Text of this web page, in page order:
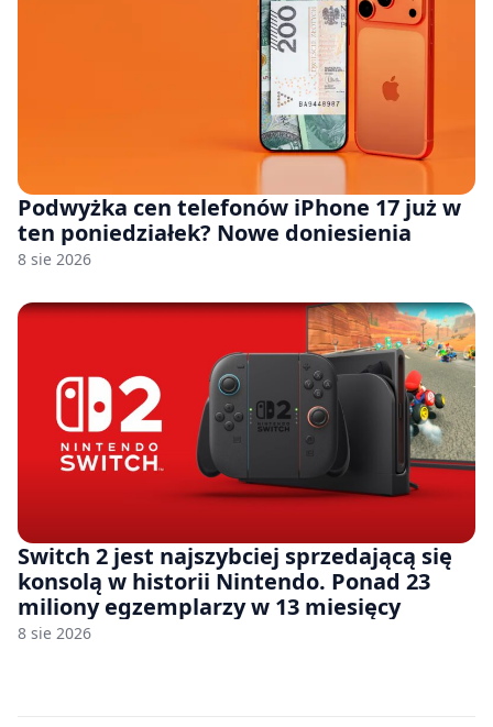
Podwyżka cen telefonów iPhone 17 już w
ten poniedziałek? Nowe doniesienia
8 sie 2026
Switch 2 jest najszybciej sprzedającą się
konsolą w historii Nintendo. Ponad 23
miliony egzemplarzy w 13 miesięcy
8 sie 2026